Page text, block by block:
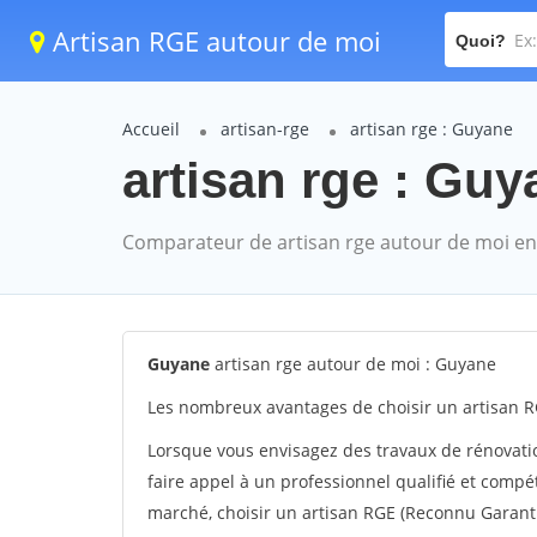
Artisan RGE autour de moi Quoi?
Accueil artisan-rge artisan rge : Guyane
artisan rge :
Comparateur de artisan rge autour de moi
Guyane artisan rge autour de moi : Guyane
Les nombreux avantages de choisir un artisan
Lorsque vous envisagez des travaux de
faire appel à un professionnel qualifié et
marché, choisir un artisan RGE (Reconnu